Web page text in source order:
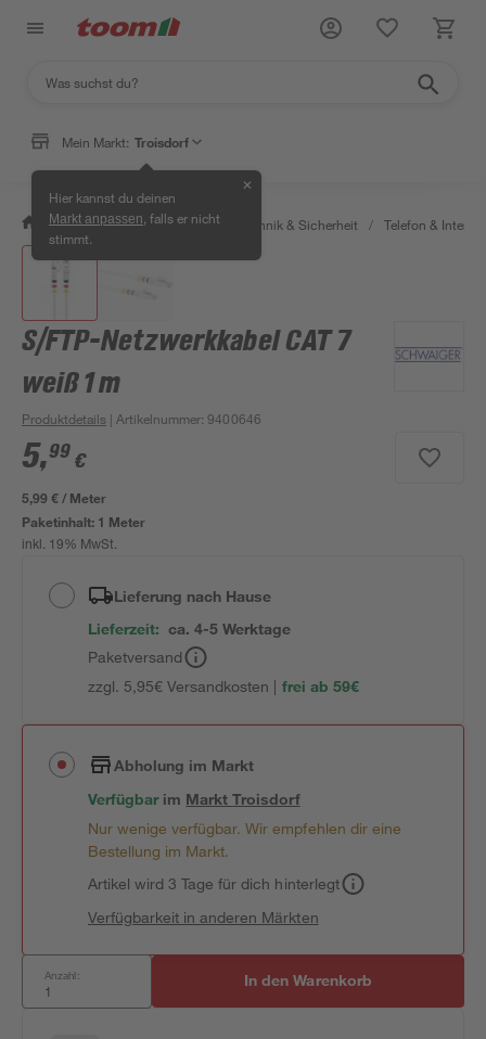
Mein Markt: Troisdorf
Hier kannst du deinen
Markt anpassen , falls er nicht
stimmt.
✕
/ Bauen & Renovieren / Haustechnik & Sicherheit / Telefon & Internet
S/FTP-Netzwerkkabel CAT 7
weiß 1 m
Produktdetails | Artikelnummer:9400646
5,99 €
5,99 € / Meter
Paketinhalt: 1 Meter
inkl. 19% MwSt.
Lieferung nach Hause
Lieferzeit: ca. 4-5 Werktage
Paketversand
zzgl. 5,95€ Versandkosten | frei ab 59€
Abholung im Markt
Verfügbar im MarktTroisdorf
Nur wenige verfügbar. Wir empfehlen dir eine
Bestellung im Markt.
Artikel wird 3 Tage für dich hinterlegt
Verfügbarkeit in anderen Märkten
Anzahl: In den Warenkorb